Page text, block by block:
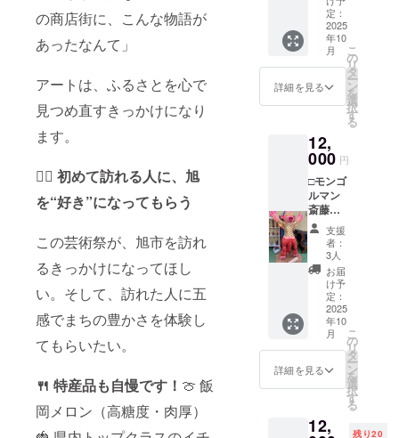
の商店街に、こんな物語が
あったなんて」
アートは、ふるさとを心で
見つめ直すきっかけになり
ます。
🚶‍♀️ 初めて訪れる人に、旭
を“好き”になってもらう
この芸術祭が、旭市を訪れ
るきっかけになってほし
い。そして、訪れた人に五
感でまちの豊かさを体験し
てもらいたい。
🍴 特産品も自慢です！ 🍈 飯
岡メロン（高糖度・肉厚）
文言な
どはお
断りし
ます。
作品は
イメー
の大き
さ 直
径約
10cm、
高さ約
12cm
インス
ピレー
により
ます
が、壁
に手書
きもし
くは印
刷物を
掲示す
る可能
性が高
いです
・注意
支援
時、必
載を希
（団体
名、
ニック
ネー
ム、匿
名希望
に書い
てくだ
※誹謗中
傷的な
文言な
どはお
断りし
ます。
・カレ
ンダー
のサイ
ズ A3
サイズ
（壁掛
け型で
す）
は現時
ドブッ
ク２冊
＋ 支援
者様の
お名前
をまち
げー期
弘作品
の近く
に掲示
致しま
す。掲
示して
ほしい
お名前
（団体
名、
ニック
ネー
ム、匿
名希望
も可）
を「備
考欄」
※誹謗中
定：
2025
年10
月
詳細を見る
こ
の
リ
タ
ー
ン
を
選
択
す
る
12,
000 円
□モンゴ
ルマン
斎藤応
援コー
ス□ 作
家制作
のポス
トカー
ド＋ガ
イド
ブック
２冊＋
支援者
様のお
名前を
間中、
支援
者：
3人
お届
け予
定：
2025
年10
月
詳細を見る
こ
の
リ
タ
ー
ン
を
選
択
す
る
12, 残り20